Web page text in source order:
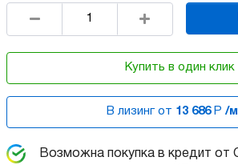
Купить в один клик
В лизинг от 13 686 Р /
Возможна покупка в кредит от